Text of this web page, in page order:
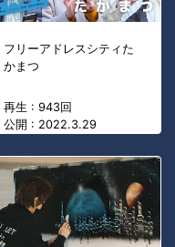
フリーアドレスシティた
かまつ
再生 : 943回
公開 : 2022.3.29